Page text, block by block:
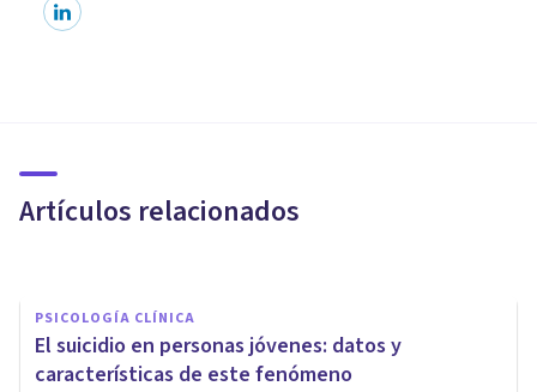
Artículos relacionados
las mujeres?
PSICOLOGÍA CLÍNICA
El suicidio en personas jóvenes: datos y
características de este fenómeno